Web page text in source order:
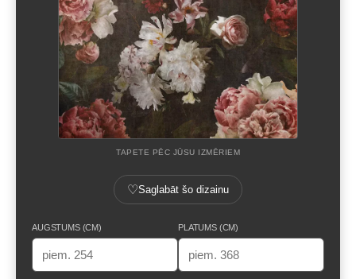
TAPETE PĒC JŪSU IZMĒRIEM
♡Saglabāt šo dizainu
AUGSTUMS (CM) PLATUMS (CM)